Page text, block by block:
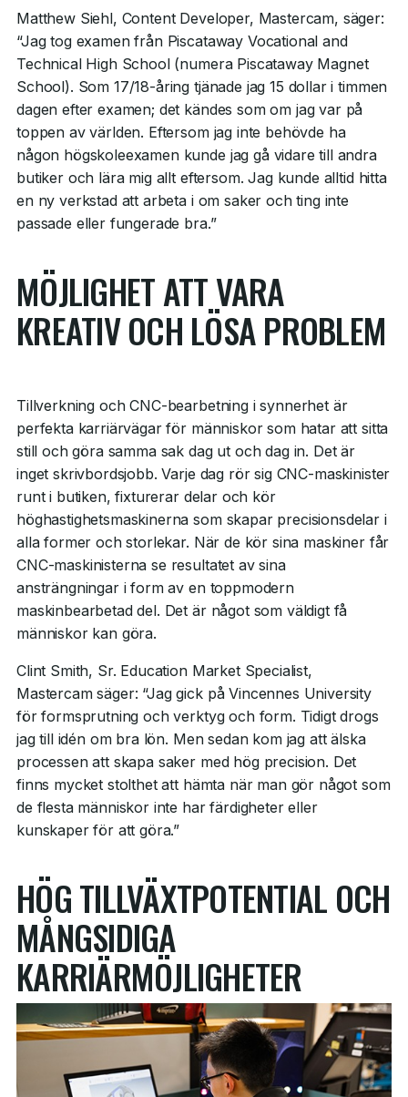
Matthew Siehl, Content Developer, Mastercam, säger:
“Jag tog examen från Piscataway Vocational and
Technical High School (numera Piscataway Magnet
School). Som 17/18-åring tjänade jag 15 dollar i timmen
dagen efter examen; det kändes som om jag var på
toppen av världen. Eftersom jag inte behövde ha
någon högskoleexamen kunde jag gå vidare till andra
butiker och lära mig allt eftersom. Jag kunde alltid hitta
en ny verkstad att arbeta i om saker och ting inte
passade eller fungerade bra.”
MÖJLIGHET ATT VARA
KREATIV OCH LÖSA PROBLEM
Tillverkning och CNC-bearbetning i synnerhet är
perfekta karriärvägar för människor som hatar att sitta
still och göra samma sak dag ut och dag in. Det är
inget skrivbordsjobb. Varje dag rör sig CNC-maskinister
runt i butiken, fixturerar delar och kör
höghastighetsmaskinerna som skapar precisionsdelar i
alla former och storlekar. När de kör sina maskiner får
CNC-maskinisterna se resultatet av sina
ansträngningar i form av en toppmodern
maskinbearbetad del. Det är något som väldigt få
människor kan göra.
Clint Smith, Sr. Education Market Specialist,
Mastercam säger: “Jag gick på Vincennes University
för formsprutning och verktyg och form. Tidigt drogs
jag till idén om bra lön. Men sedan kom jag att älska
processen att skapa saker med hög precision. Det
finns mycket stolthet att hämta när man gör något som
de flesta människor inte har färdigheter eller
kunskaper för att göra.”
HÖG TILLVÄXTPOTENTIAL OCH
MÅNGSIDIGA
KARRIÄRMÖJLIGHETER